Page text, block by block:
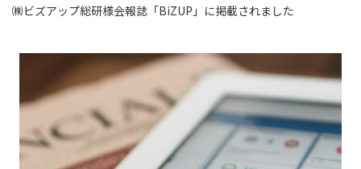
㈱ビズアップ総研様会報誌「BiZUP」に掲載されました